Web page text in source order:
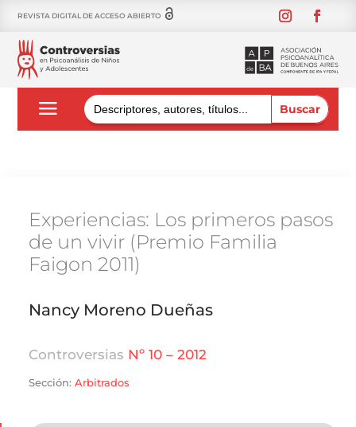
REVISTA DIGITAL DE ACCESO ABIERTO
Buscar:
Experiencias: Los primeros pasos
de un vivir (Premio Familia
Faigon 2011)
Nancy Moreno Dueñas
Controversias Nº 10 – 2012
Sección: Arbitrados